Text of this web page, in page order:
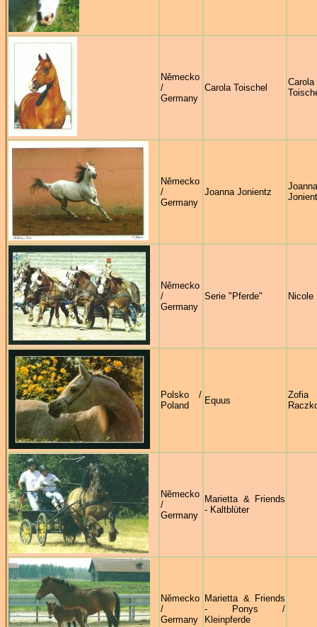
Německo
/
Germany
Carola Toischel
Carola
Německo
/
Germany
Joanna Jonientz
Joanna
Německo
/
Germany
Serie "Pferde" Nicole
Polsko /
Poland
Equus
Zofia
Německo
/
Germany
Marietta & Friends
- Kaltblüter
Německo
/
Germany
Marietta & Friends
- Ponys /
Kleinpferde